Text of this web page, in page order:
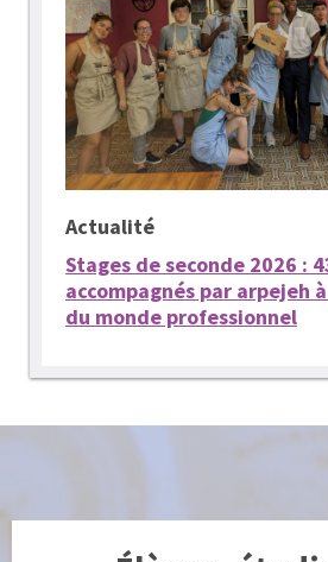
Actualité
Stages de seconde 2026 :
accompagnés par arpejeh
du monde professionnel